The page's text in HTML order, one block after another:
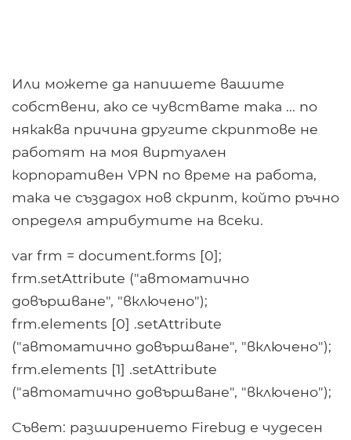
Или можете да напишете вашите
собствени, ако се чувствате така ... по
някаква причина другите скриптове не
работят на моя виртуален
корпоративен VPN по време на работа,
така че създадох нов скрипт, който ръчно
определя атрибутите на всеки.
var frm = document.forms [0];
frm.setAttribute ("автоматично
довършване", "включено");
frm.elements [0] .setAttribute
("автоматично довършване", "включено");
frm.elements [1] .setAttribute
("автоматично довършване", "включено");
Съвет: разширението Firebug е чудесен